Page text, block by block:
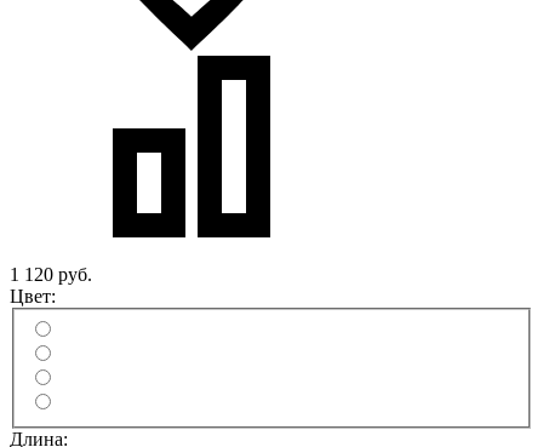
1 120 руб.
Цвет:
Длина: